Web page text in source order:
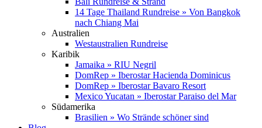
14 Tage Thailand Rundreise » Von Bangkok
nach Chiang Mai
Australien
Westaustralien Rundreise
Karibik
Jamaika » RIU Negril
DomRep » Iberostar Hacienda Dominicus
DomRep » Iberostar Bavaro Resort
Mexico Yucatan » Iberostar Paraiso del Mar
Südamerika
Brasilien » Wo Strände schöner sind